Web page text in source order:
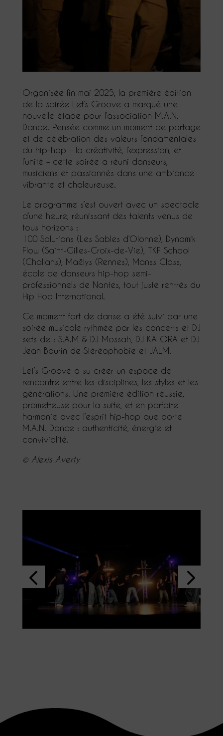
Organisée fin mai 2025, la première édition
de la soirée Let’s Groove a marqué une
nouvelle étape pour l’association M.A.N.
Dance. Pensée comme un moment de partage
et de célébration des valeurs fondamentales
du hip-hop – la créativité, l’expression, et
l’unité – cette soirée a réuni danseurs,
musiciens et passionnés dans une ambiance
vibrante et chaleureuse.
Le programme s’est ouvert avec un spectacle
d’une heure, réunissant des talents venus de
tous horizons :
100 Solutions (Les Sables d’Olonne), Dynamik
Flow (Saint-Gilles-Croix-de-Vie), TKF School
(Challans), Maëlys (Rennes), Manss Class,
école de danseurs hip-hop semi-
professionnels de Nantes, tout juste rentrés du
Hip Hop International.
Ce moment fort de danse a été suivi par une
soirée musicale rythmée par les concerts et DJ
sets de : S.A.M & DJ Mossah, DJ KA ORA et DJ
Jean Bourin de Stéréophobie et JALM.
Let’s Groove a su créer un espace de
rencontre entre les disciplines, les styles et les
générations. Une première édition réussie,
prometteuse pour la suite, et en parfaite
harmonie avec l’esprit hip-hop que porte
M.A.N. Dance : authenticité, énergie et
convivialité.
© Alexis Averty